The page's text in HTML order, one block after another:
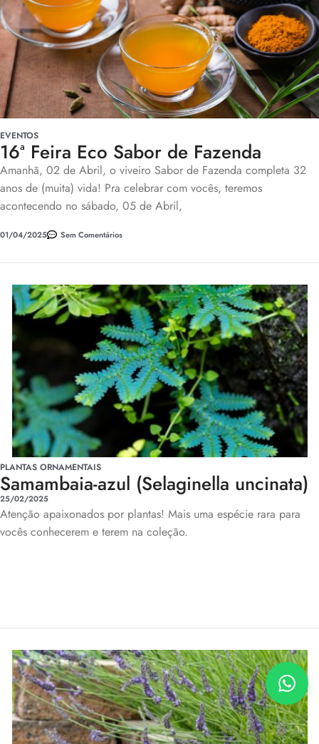
EVENTOS
16ª Feira Eco Sabor de Fazenda
Amanhã, 02 de Abril, o viveiro Sabor de Fazenda completa 32
anos de (muita) vida! Pra celebrar com vocês, teremos
acontecendo no sábado, 05 de Abril,
01/04/2025 Sem Comentários
PLANTAS ORNAMENTAIS
Samambaia-azul (Selaginella uncinata)
25/02/2025
Atenção apaixonados por plantas! Mais uma espécie rara para
vocês conhecerem e terem na coleção.